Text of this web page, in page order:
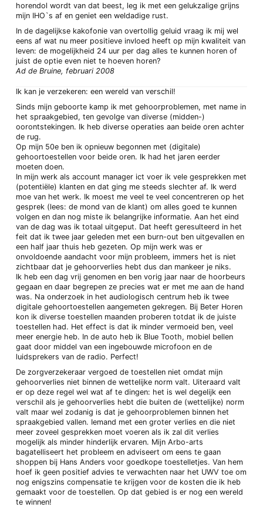
horendol wordt van dat beest, leg ik met een gelukzalige grijns
mijn IHO`s af en geniet een weldadige rust.
In de dagelijkse kakofonie van overtollig geluid vraag ik mij wel
eens af wat nu meer positieve invloed heeft op mijn kwaliteit van
leven: de mogelijkheid 24 uur per dag alles te kunnen horen of
juist de optie even niet te hoeven horen?
Ad de Bruine, februari 2008
Ik kan je verzekeren: een wereld van verschil!
Sinds mijn geboorte kamp ik met gehoorproblemen, met name in
het spraakgebied, ten gevolge van diverse (midden-)
oorontstekingen. Ik heb diverse operaties aan beide oren achter
de rug.
Op mijn 50e ben ik opnieuw begonnen met (digitale)
gehoortoestellen voor beide oren. Ik had het jaren eerder
moeten doen.
In mijn werk als account manager ict voer ik vele gesprekken met
(potentiële) klanten en dat ging me steeds slechter af. Ik werd
moe van het werk. Ik moest me veel te veel concentreren op het
gesprek (lees: de mond van de klant) om alles goed te kunnen
volgen en dan nog miste ik belangrijke informatie. Aan het eind
van de dag was ik totaal uitgeput. Dat heeft geresulteerd in het
feit dat ik twee jaar geleden met een burn-out ben uitgevallen en
een half jaar thuis heb gezeten. Op mijn werk was er
onvoldoende aandacht voor mijn probleem, immers het is niet
zichtbaar dat je gehoorverlies hebt dus dan mankeer je niks.
Ik heb een dag vrij genomen en ben vorig jaar naar de hoorbeurs
gegaan en daar begrepen ze precies wat er met me aan de hand
was. Na onderzoek in het audiologisch centrum heb ik twee
digitale gehoortoestellen aangemeten gekregen. Bij Beter Horen
kon ik diverse toestellen maanden proberen totdat ik de juiste
toestellen had. Het effect is dat ik minder vermoeid ben, veel
meer energie heb. In de auto heb ik Blue Tooth, mobiel bellen
gaat door middel van een ingebouwde microfoon en de
luidsprekers van de radio. Perfect!
De zorgverzekeraar vergoed de toestellen niet omdat mijn
gehoorverlies niet binnen de wettelijke norm valt. Uiteraard valt
er op deze regel wel wat af te dingen: het is wel degelijk een
verschil als je gehoorverlies hebt die buiten de (wettelijke) norm
valt maar wel zodanig is dat je gehoorproblemen binnen het
spraakgebied vallen. Iemand met een groter verlies en die niet
meer zoveel gesprekken moet voeren als ik zal dit verlies
mogelijk als minder hinderlijk ervaren. Mijn Arbo-arts
bagatelliseert het probleem en adviseert om eens te gaan
shoppen bij Hans Anders voor goedkope toestelletjes. Van hem
hoef ik geen positief advies te verwachten naar het UWV toe om
nog enigszins compensatie te krijgen voor de kosten die ik heb
gemaakt voor de toestellen. Op dat gebied is er nog een wereld
te winnen!